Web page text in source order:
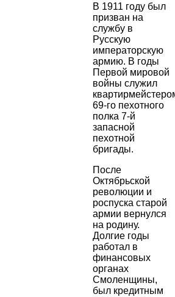
В 1911 году был
призван на
службу в
Русскую
императорскую
армию. В годы
Первой мировой
войны служил
69-го пехотного
полка 7-й
запасной
пехотной
бригады.
После
Октябрьской
революции и
роспуска старой
армии вернулся
на родину.
Долгие годы
работал в
финансовых
органах
Смоленщины,
был кредитным